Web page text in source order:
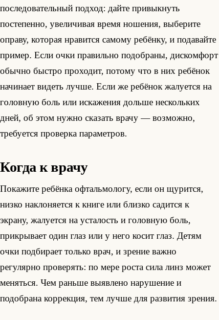
последовательный подход: дайте привыкнуть
постепенно, увеличивая время ношения, выберите
оправу, которая нравится самому ребёнку, и подавайте
пример. Если очки правильно подобраны, дискомфорт
обычно быстро проходит, потому что в них ребёнок
начинает видеть лучше. Если же ребёнок жалуется на
головную боль или искажения дольше нескольких
дней, об этом нужно сказать врачу — возможно,
требуется проверка параметров.
Когда к врачу
Покажите ребёнка офтальмологу, если он щурится,
низко наклоняется к книге или близко садится к
экрану, жалуется на усталость и головную боль,
прикрывает один глаз или у него косит глаз. Детям
очки подбирает только врач, и зрение важно
регулярно проверять: по мере роста сила линз может
меняться. Чем раньше выявлено нарушение и
подобрана коррекция, тем лучше для развития зрения.